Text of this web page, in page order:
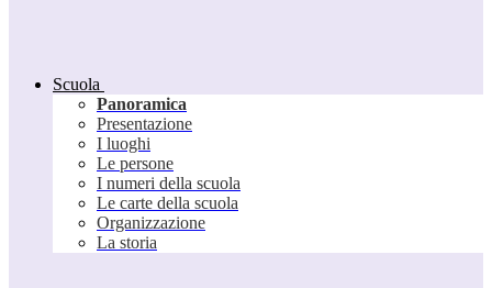
Scuola
Panoramica
Presentazione
I luoghi
Le persone
I numeri della scuola
Le carte della scuola
Organizzazione
La storia